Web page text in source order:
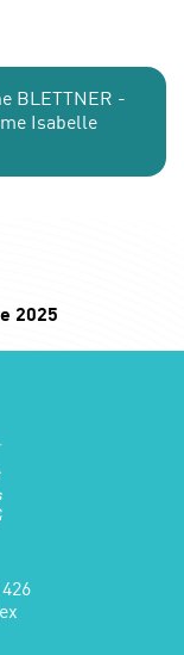
BLETTNER -
Isabelle
2025